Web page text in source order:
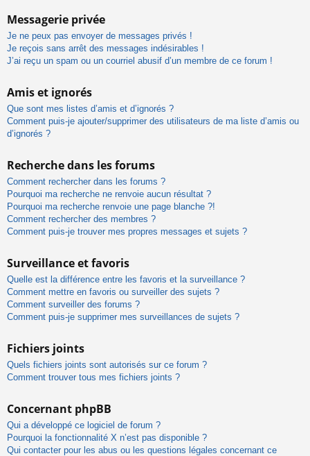
Messagerie privée
Je ne peux pas envoyer de messages privés !
Je reçois sans arrêt des messages indésirables !
J’ai reçu un spam ou un courriel abusif d’un membre de ce forum !
Amis et ignorés
Que sont mes listes d’amis et d’ignorés ?
Comment puis-je ajouter/supprimer des utilisateurs de ma liste d’amis ou
d’ignorés ?
Recherche dans les forums
Comment rechercher dans les forums ?
Pourquoi ma recherche ne renvoie aucun résultat ?
Pourquoi ma recherche renvoie une page blanche ?!
Comment rechercher des membres ?
Comment puis-je trouver mes propres messages et sujets ?
Surveillance et favoris
Quelle est la différence entre les favoris et la surveillance ?
Comment mettre en favoris ou surveiller des sujets ?
Comment surveiller des forums ?
Comment puis-je supprimer mes surveillances de sujets ?
Fichiers joints
Quels fichiers joints sont autorisés sur ce forum ?
Comment trouver tous mes fichiers joints ?
Concernant phpBB
Qui a développé ce logiciel de forum ?
Pourquoi la fonctionnalité X n’est pas disponible ?
Qui contacter pour les abus ou les questions légales concernant ce